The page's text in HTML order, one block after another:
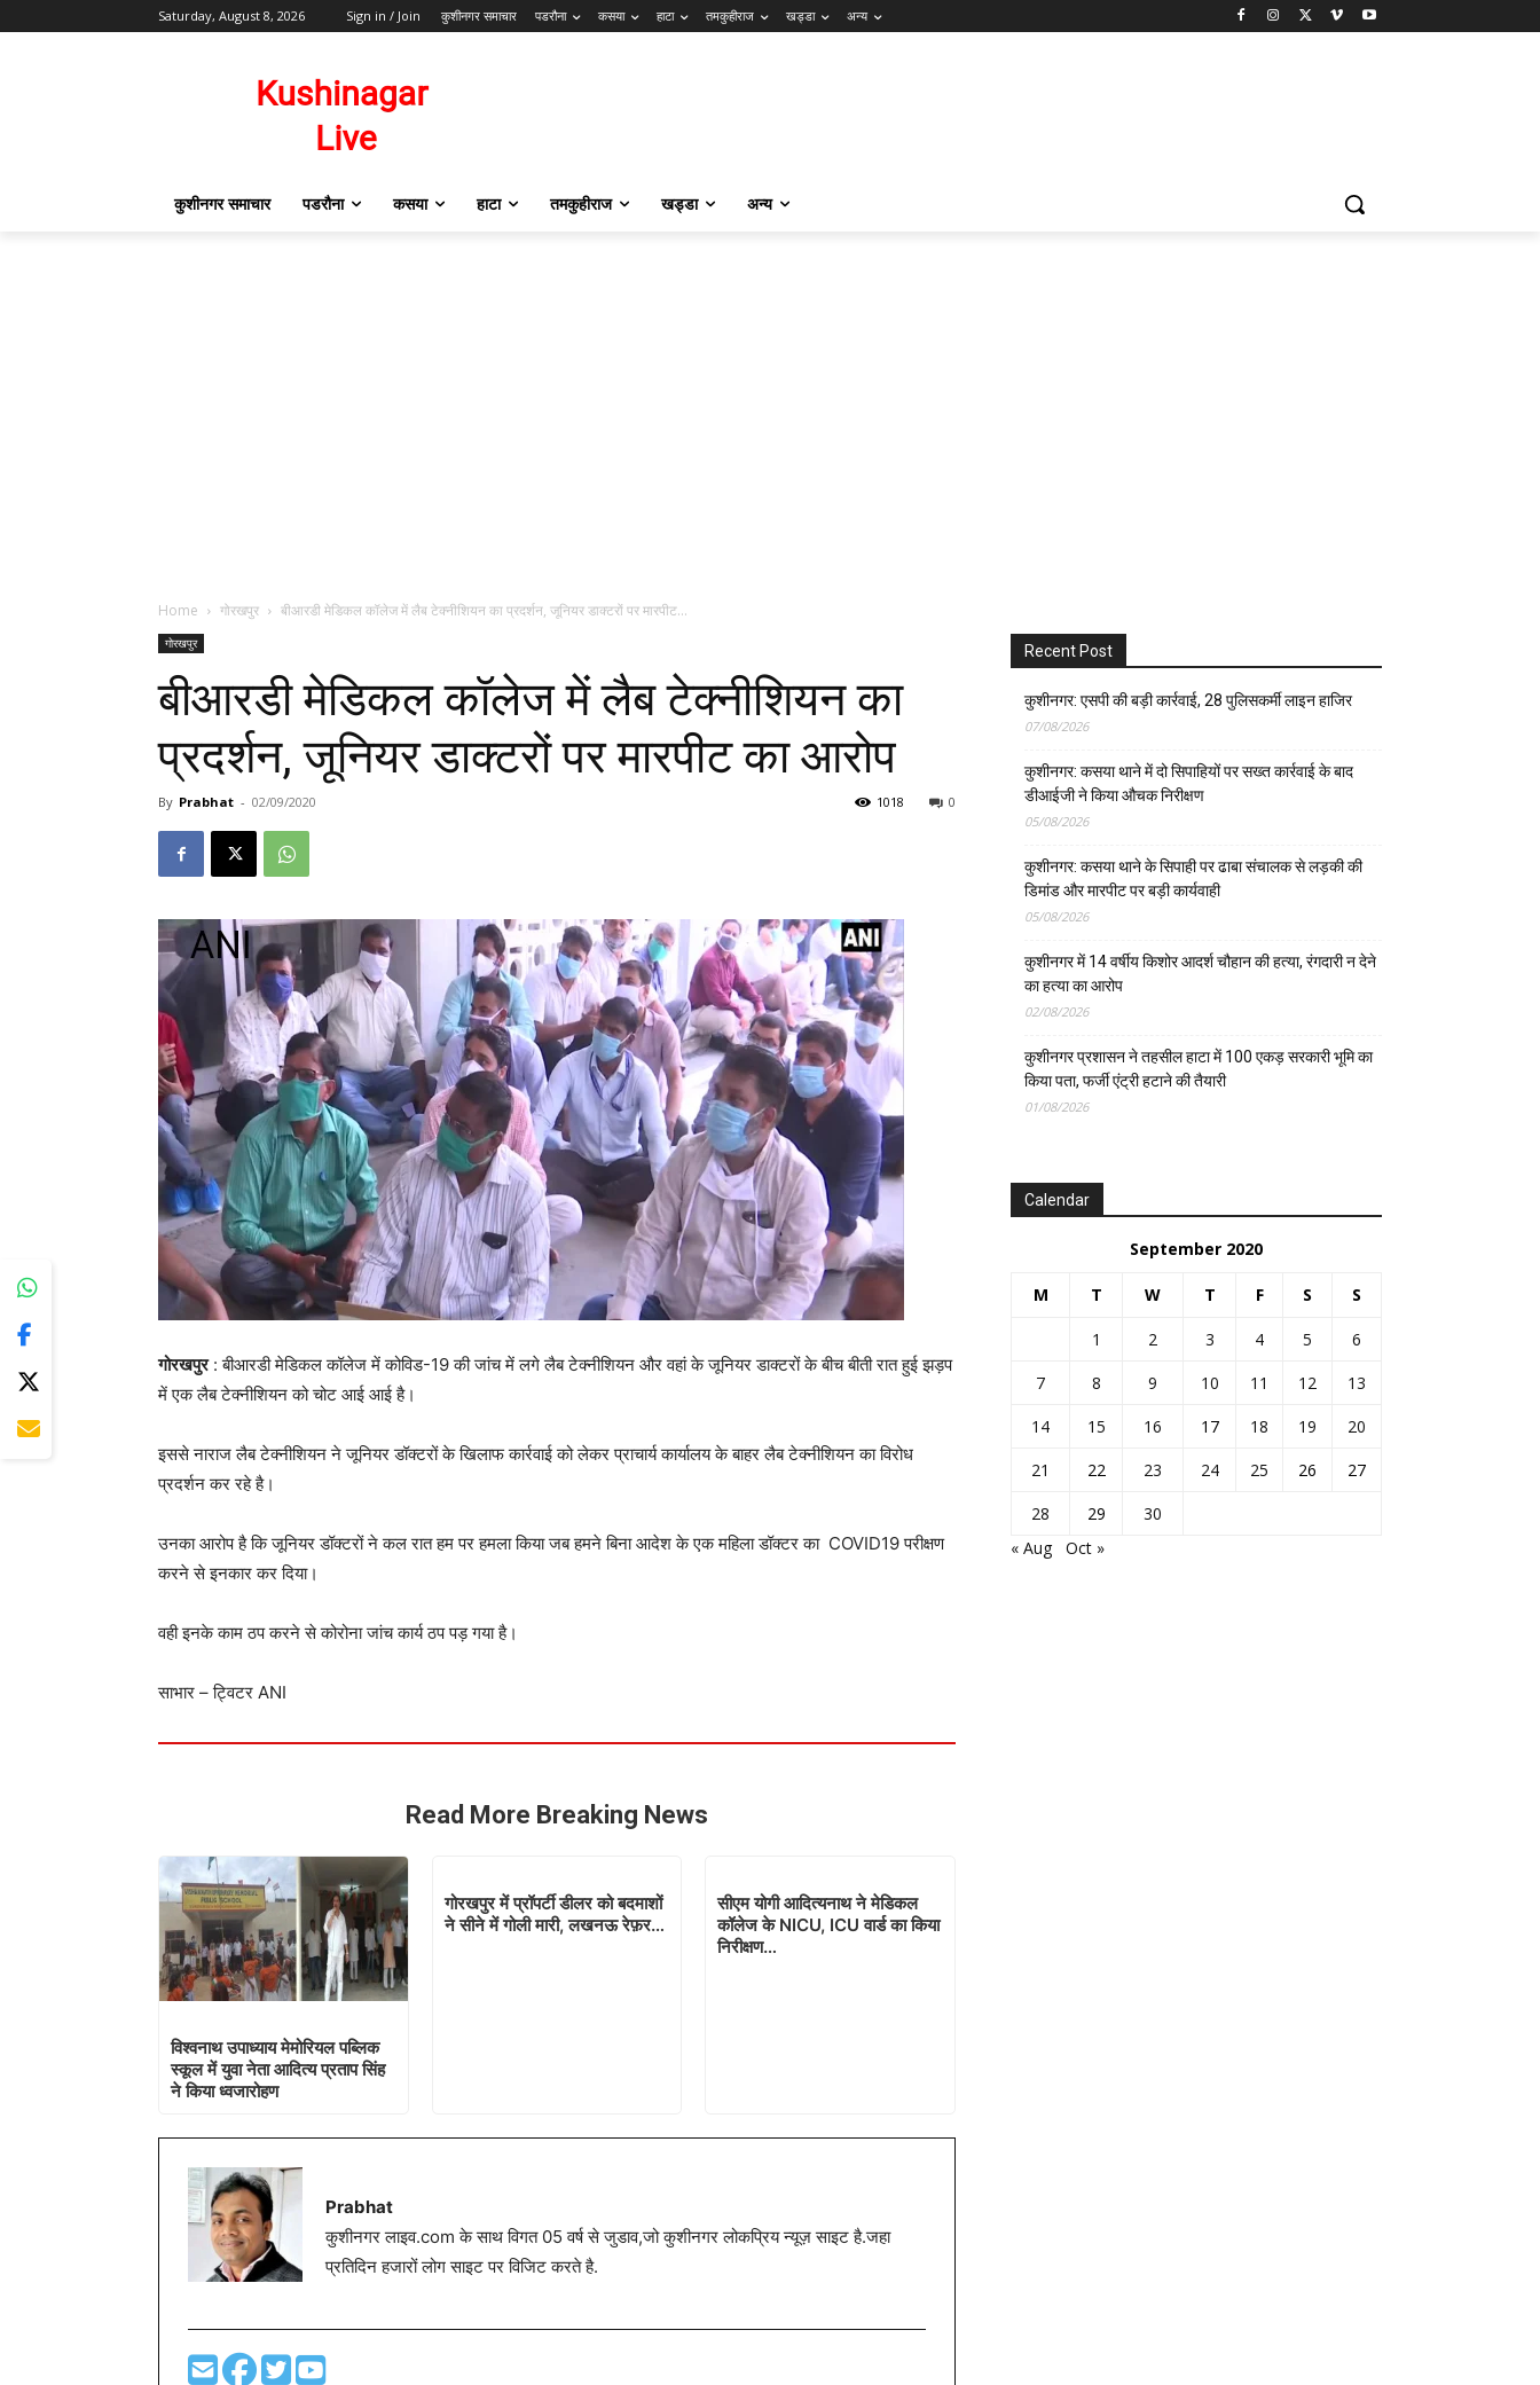
Saturday, August 8, 2026 Sign in / Join कुशीनगर समाचार पडरौना कसया हाटा तमकुहीराज खड्डा अन्य
कुशीनगर समाचार पडरौना कसया हाटा तमकुहीराज खड्डा अन्य
Home गोरखपुर बीआरडी मेडिकल कॉलेज में लैब टेक्नीशियन का प्रदर्शन, जूनियर डाक्टरों पर मारपीट...
गोरखपुर
बीआरडी मेडिकल कॉलेज में लैब टेक्नीशियन का
प्रदर्शन, जूनियर डाक्टरों पर मारपीट का आरोप
By Prabhat - 02/09/2020 0
1018
गोरखपुर: बीआरडी मेडिकल कॉलेज में कोविड-19 की जांच में लगे लैब टेक्नीशियन और वहां के जूनियर डाक्टरों के बीच बीती रात हुई झड़प
में एक लैब टेक्नीशियन को चोट आई आई है।
इससे नाराज लैब टेक्नीशियन ने जूनियर डॉक्टरों के खिलाफ कार्रवाई को लेकर प्राचार्य कार्यालय के बाहर लैब टेक्नीशियन का विरोध
प्रदर्शन कर रहे है।
उनका आरोप है कि जूनियर डॉक्टरों ने कल रात हम पर हमला किया जब हमने बिना आदेश के एक महिला डॉक्टर का COVID19 परीक्षण
करने से इनकार कर दिया।
वही इनके काम ठप करने से कोरोना जांच कार्य ठप पड़ गया है।
साभार – ट्विटर ANI
Read More Breaking News
विश्वनाथ उपाध्याय मेमोरियल पब्लिक
स्कूल में युवा नेता आदित्य प्रताप सिंह
ने किया ध्वजारोहण
गोरखपुर में प्रॉपर्टी डीलर को बदमाशों
ने सीने में गोली मारी, लखनऊ रेफ़र…
सीएम योगी आदित्यनाथ ने मेडिकल
कॉलेज के NICU, ICU वार्ड का किया
निरीक्षण…
Prabhat
कुशीनगर लाइव.com के साथ विगत 05 वर्ष से जुडाव,जो कुशीनगर लोकप्रिय न्यूज़ साइट है.जहा
प्रतिदिन हजारों लोग साइट पर विजिट करते है.
Recent Post
कुशीनगर: एसपी की बड़ी कार्रवाई, 28 पुलिसकर्मी लाइन हाजिर
07/08/2026
कुशीनगर: कसया थाने में दो सिपाहियों पर सख्त कार्रवाई के बाद
डीआईजी ने किया औचक निरीक्षण
05/08/2026
कुशीनगर: कसया थाने के सिपाही पर ढाबा संचालक से लड़की की
डिमांड और मारपीट पर बड़ी कार्यवाही
05/08/2026
कुशीनगर में 14 वर्षीय किशोर आदर्श चौहान की हत्या, रंगदारी न देने
का हत्या का आरोप
02/08/2026
कुशीनगर प्रशासन ने तहसील हाटा में 100 एकड़ सरकारी भूमि का
किया पता, फर्जी एंट्री हटाने की तैयारी
01/08/2026
Calendar
September 2020
M T W T F S S
1 2 3 4 5
6
7
8 9 10 11 12
13
14
15 16 17 18 19
20
21
22 23 24 25 26
27
28
29
30
« Aug
Oct »